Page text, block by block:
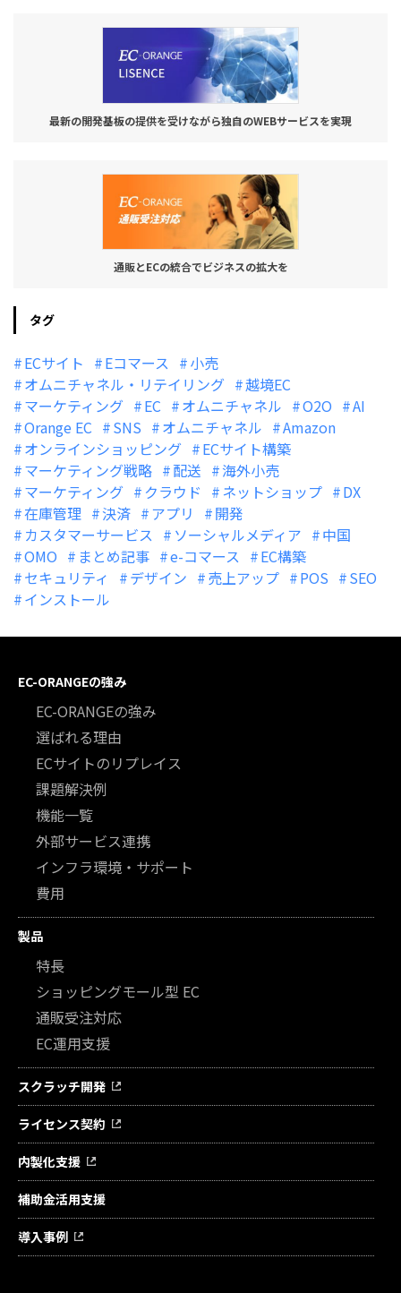
最新の開発基板の提供を受けながら独自のWEBサービスを実現
通販とECの統合でビジネスの拡大を
タグ
ECサイト Eコマース
小売
オムニチャネル・リテイリング
越境EC
マーケティング
EC オムニチャネル O2O
AI
Orange EC
SNS オムニチャネル
Amazon
オンラインショッピング
ECサイト構築
マーケティング戦略
配送
海外小売
マーケティング
クラウド ネットショップ
DX
在庫管理
決済 アプリ
開発
カスタマーサービス
ソーシャルメディア
中国
OMO
まとめ記事 e-コマース
EC構築
セキュリティ
デザイン 売上アップ POS
SEO
インストール
EC-ORANGEの強み
EC-ORANGEの強み
選ばれる理由
ECサイトのリプレイス
課題解決例
機能一覧
外部サービス連携
インフラ環境・サポート
費用
製品
特長
ショッピングモール型 EC
通販受注対応
EC運用支援
スクラッチ開発
ライセンス契約
内製化支援
補助金活用支援
導入事例